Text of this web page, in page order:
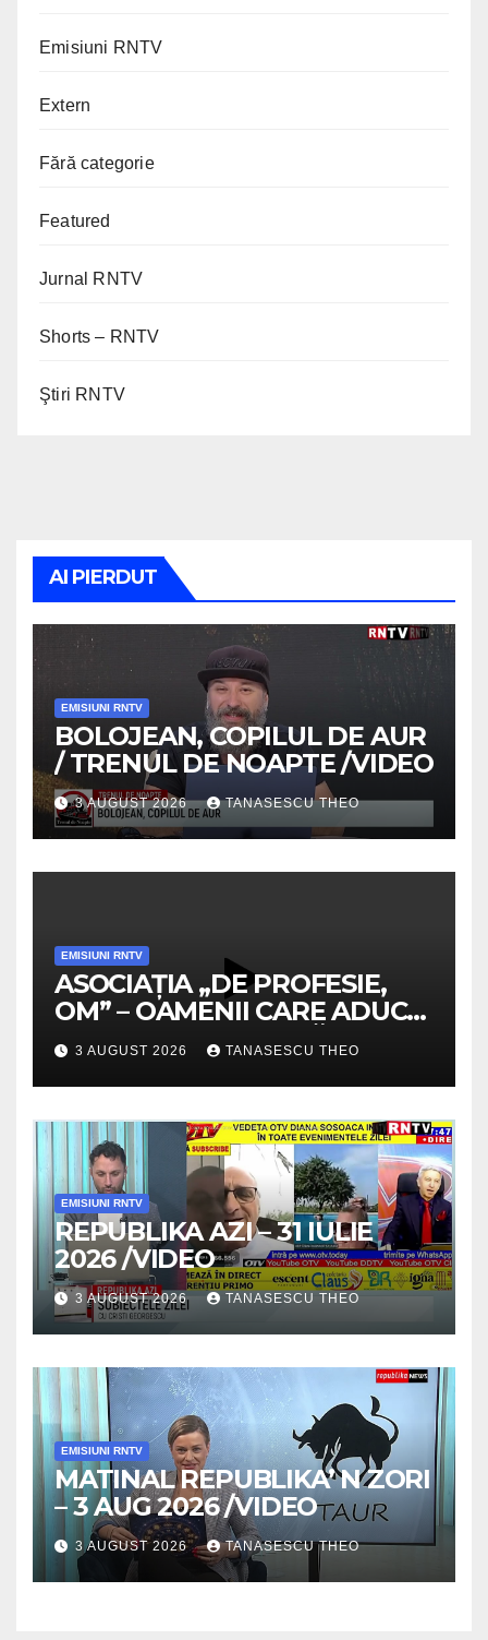
Emisiuni RNTV
Extern
Fără categorie
Featured
Jurnal RNTV
Shorts – RNTV
Ştiri RNTV
AI PIERDUT
EMISIUNI RNTV
BOLOJEAN, COPILUL DE AUR
/ TRENUL DE NOAPTE /VIDEO
3 AUGUST 2026 TANASESCU THEO
EMISIUNI RNTV
ASOCIAȚIA „DE PROFESIE,
OM” – OAMENII CARE ADUC
VALOARE COMUNITĂȚII /
SECRETELE SUCCESULUI
/VIDEO
3 AUGUST 2026 TANASESCU THEO
EMISIUNI RNTV
REPUBLIKA AZI – 31 IULIE
2026 /VIDEO
3 AUGUST 2026 TANASESCU THEO
EMISIUNI RNTV
MATINAL REPUBLIKA’ N ZORI
– 3 AUG 2026 /VIDEO
3 AUGUST 2026 TANASESCU THEO